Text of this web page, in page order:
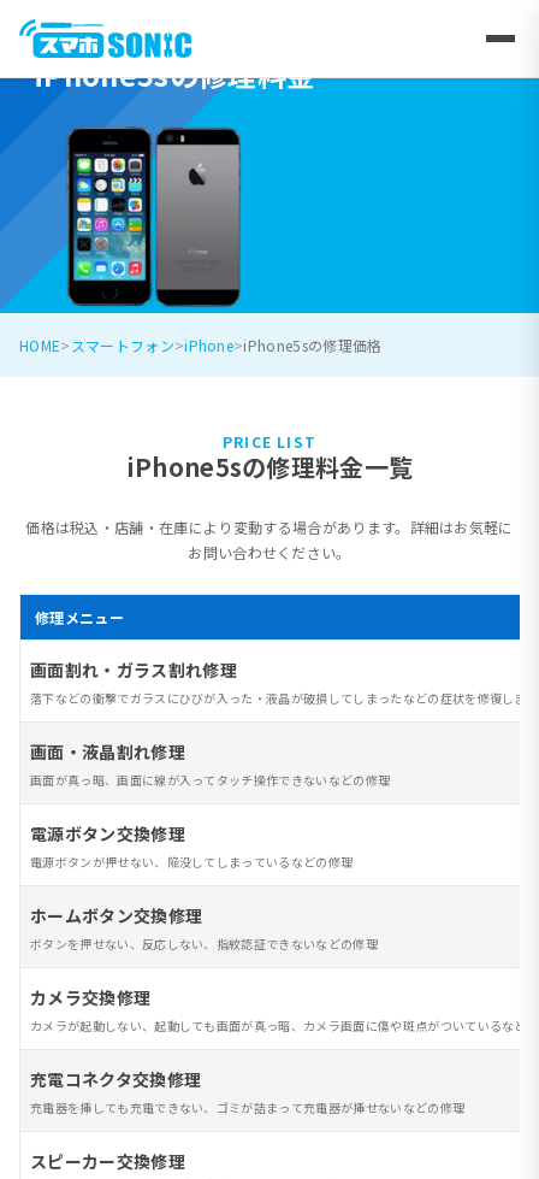
iPhone5sの修理料金
HOME スマートフォン iPhone iPhone5sの修理価格
PRICE LIST
iPhone5sの修理料金一覧
価格は税込・店舗・在庫により変動する場合があります。詳細はお気軽に
お問い合わせください。
修理メニュー
画面割れ・ガラス割れ修理
落下などの衝撃でガラスにひびが入った・液晶が破損してしまったなどの症状を修復しま
画面・液晶割れ修理
画面が真っ暗、画面に線が入ってタッチ操作できないなどの修理
電源ボタン交換修理
電源ボタンが押せない、陥没してしまっているなどの修理
ホームボタン交換修理
ボタンを押せない、反応しない、指紋認証できないなどの修理
カメラ交換修理
カメラが起動しない、起動しても画面が真っ暗、カメラ画面に傷や斑点がついているなど
充電コネクタ交換修理
充電器を挿しても充電できない、ゴミが詰まって充電器が挿せないなどの修理
スピーカー交換修理